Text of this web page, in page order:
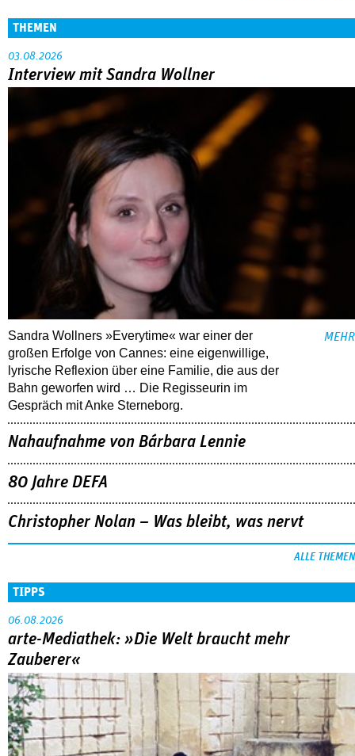
THEMEN
03.08.2026
Interview mit Sandra Wollner
Sandra Wollners »Everytime« war einer der
großen Erfolge von Cannes: eine eigenwillige,
lyrische Reflexion über eine ­Familie, die aus der
Bahn geworfen wird … Die Regisseurin im
Gespräch mit Anke Sterneborg.
MEHR
Nahaufnahme von Bárbara Lennie
80 Jahre DEFA
Christopher Nolan – Was bleibt, was nervt
ALLE THEMEN
TIPPS
06.08.2026
arte-Mediathek: »Die Welt braucht mehr
Zauberer«